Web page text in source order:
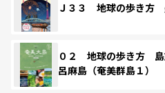
Ｊ３３ 地球の歩き方
０２ 地球の歩き方
呂麻島（奄美群島１）